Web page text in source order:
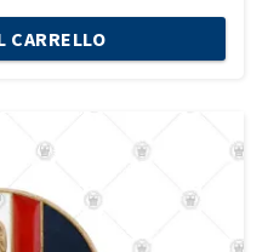
CARRELLO